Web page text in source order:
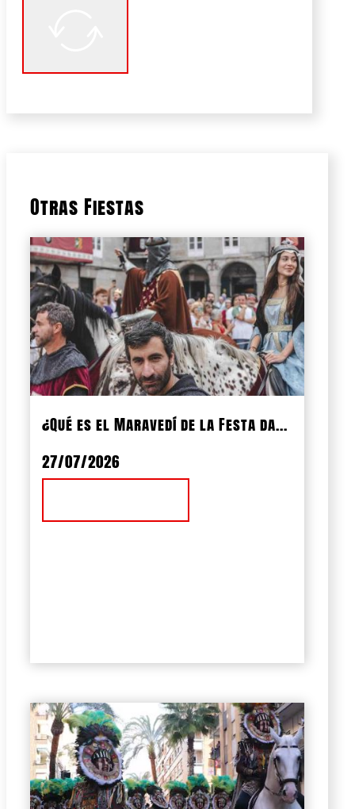
Otras Fiestas
¿Qué es el Maravedí de la Festa da...
27/07/2026